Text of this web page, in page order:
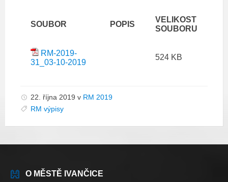
SOUBOR POPIS
VELIKOST
SOUBORU
RM-2019-
31_03-10-2019
524 KB
22. října 2019 v RM 2019
RM výpisy
O MĚSTĚ IVANČICE